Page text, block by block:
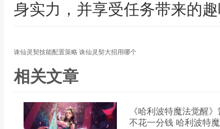
身实力，并享受任务带来的
诛仙灵契技能配置策略 诛仙灵契大招用哪个
相关文章
《哈利波特魔法觉醒
不花一分钱 哈利波特